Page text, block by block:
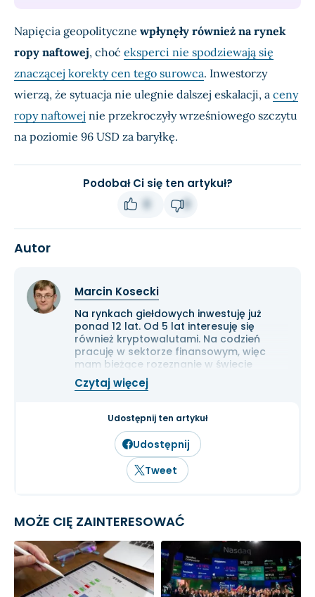
Napięcia geopolityczne wpłynęły również na rynek
ropy naftowej, choć eksperci nie spodziewają się
znaczącej korekty cen tego surowca. Inwestorzy
wierzą, że sytuacja nie ulegnie dalszej eskalacji, a ceny
ropy naftowej nie przekroczyły wrześniowego szczytu
na poziomie 96 USD za baryłkę.
Podobał Ci się ten artykuł?
Autor
Marcin Kosecki
Na rynkach giełdowych inwestuję już
ponad 12 lat. Od 5 lat interesuję się
również kryptowalutami. Na codzień
pracuję w sektorze finansowym, więc
mam bieżące rozeznanie w świecie
gospodarki i ekonomii. Cenię przede
wszystkim solidną analizę
inwestowanie długoterminowe.
Czytaj więcej
Udostępnij ten artykuł
Udostępnij
Tweet
MOŻE CIĘ ZAINTERESOWAĆ